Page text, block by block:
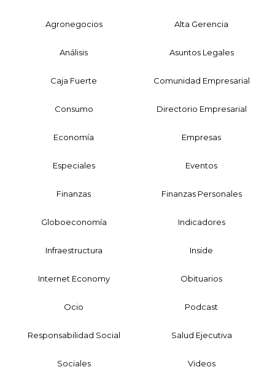
Agronegocios Alta Gerencia
Análisis Asuntos Legales
Caja Fuerte Comunidad Empresarial
Consumo Directorio Empresarial
Economía Empresas
Especiales Eventos
Finanzas Finanzas Personales
Globoeconomía Indicadores
Infraestructura Inside
Internet Economy Obituarios
Ocio Podcast
Responsabilidad Social Salud Ejecutiva
Sociales Videos